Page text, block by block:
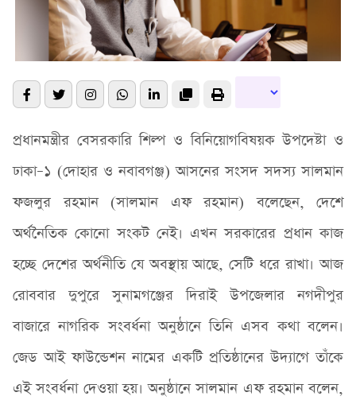
প্রধানমন্ত্রীর বেসরকারি শিল্প ও বিনিয়োগবিষয়ক উপদেষ্টা ও
ঢাকা–১ (দোহার ও নবাবগঞ্জ) আসনের সংসদ সদস্য সালমান
ফজলুর রহমান (সালমান এফ রহমান) বলেছেন, দেশে
অর্থনৈতিক কোনো সংকট নেই। এখন সরকারের প্রধান কাজ
হচ্ছে দেশের অর্থনীতি যে অবস্থায় আছে, সেটি ধরে রাখা। আজ
রোববার দুপুরে সুনামগঞ্জের দিরাই উপজেলার নগদীপুর
বাজারে নাগরিক সংবর্ধনা অনুষ্ঠানে তিনি এসব কথা বলেন।
জেড আই ফাউন্ডেশন নামের একটি প্রতিষ্ঠানের উদ্যাগে তাঁকে
এই সংবর্ধনা দেওয়া হয়। অনুষ্ঠানে সালমান এফ রহমান বলেন,